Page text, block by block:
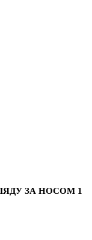
ЗА НОСОМ 1